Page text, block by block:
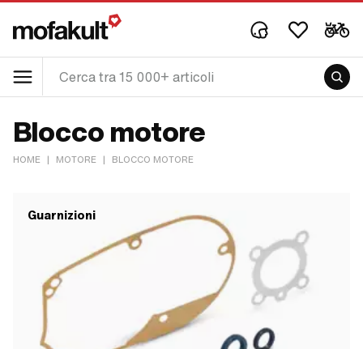
Blocco motore
HOME | MOTORE | BLOCCO MOTORE
Guarnizioni